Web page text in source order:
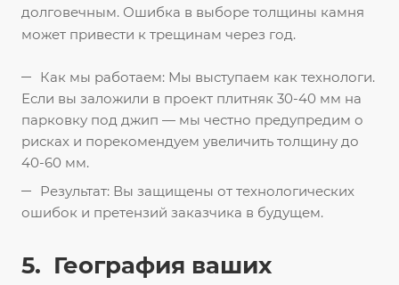
долговечным. Ошибка в выборе толщины камня
может привести к трещинам через год.
Как мы работаем: Мы выступаем как технологи.
Если вы заложили в проект плитняк 30-40 мм на
парковку под джип — мы честно предупредим о
рисках и порекомендуем увеличить толщину до
40-60 мм.
Результат: Вы защищены от технологических
ошибок и претензий заказчика в будущем.
5. География ваших